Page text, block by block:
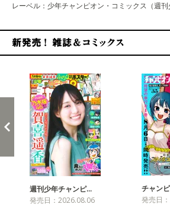
レーベル：少年チャンピオン・コミックス（週刊
週刊少年チャンピ…
発売日：2026.08.06
チャン
発売日